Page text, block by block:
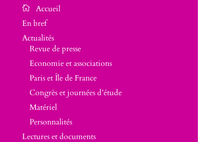
En bref
Actualités
Revue de presse
Economie et associations
Paris et Île de France
Congrès et journées d’étude
Matériel
Personnalités
Lectures et documents